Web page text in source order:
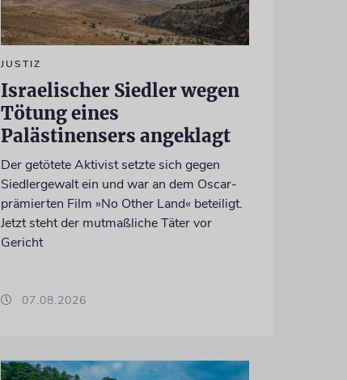
JUSTIZ
Israelischer Siedler wegen
Tötung eines
Palästinensers angeklagt
Der getötete Aktivist setzte sich gegen
Siedlergewalt ein und war an dem Oscar-
prämierten Film »No Other Land« beteiligt.
Jetzt steht der mutmaßliche Täter vor
Gericht
07.08.2026